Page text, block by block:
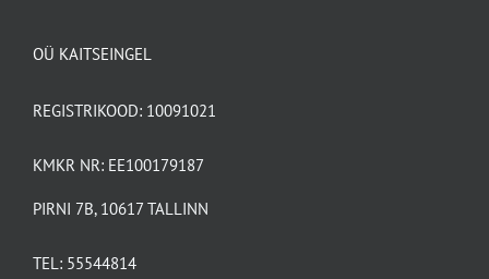
OÜ KAITSEINGEL
REGISTRIKOOD: 10091021
KMKR NR: EE100179187
PIRNI 7B, 10617 TALLINN
TEL: 55544814